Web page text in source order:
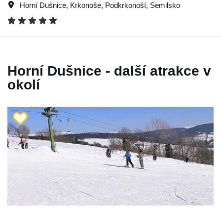
Horní Dušnice, Krkonoše, Podkrkonoší, Semilsko
Horní Dušnice - další atrakce v
okolí